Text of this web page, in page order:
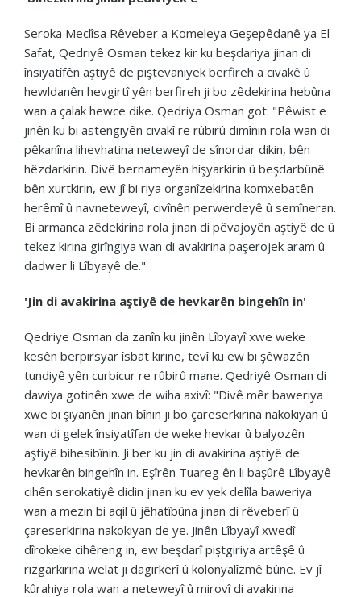
Seroka Meclîsa Rêveber a Komeleya Geşepêdanê ya El-
Safat, Qedriyê Osman tekez kir ku beşdariya jinan di
însiyatîfên aştiyê de piştevaniyek berfireh a civakê û
hewldanên hevgirtî yên berfireh ji bo zêdekirina hebûna
wan a çalak hewce dike. Qedriya Osman got: "Pêwist e
jinên ku bi astengiyên civakî re rûbirû dimînin rola wan di
pêkanîna lihevhatina neteweyî de sînordar dikin, bên
hêzdarkirin. Divê bernameyên hişyarkirin û beşdarbûnê
bên xurtkirin, ew jî bi riya organîzekirina komxebatên
herêmî û navneteweyî, civînên perwerdeyê û semîneran.
Bi armanca zêdekirina rola jinan di pêvajoyên aştiyê de û
tekez kirina girîngiya wan di avakirina paşerojek aram û
dadwer li Lîbyayê de."
'Jin di avakirina aştiyê de hevkarên bingehîn in'
Qedriye Osman da zanîn ku jinên Lîbyayî xwe weke
kesên berpirsyar îsbat kirine, tevî ku ew bi şêwazên
tundiyê yên curbicur re rûbirû mane. Qedriyê Osman di
dawiya gotinên xwe de wiha axivî: "Divê mêr baweriya
xwe bi şiyanên jinan bînin ji bo çareserkirina nakokiyan û
wan di gelek însiyatîfan de weke hevkar û balyozên
aştiyê bihesibînin. Ji ber ku jin di avakirina aştiyê de
hevkarên bingehîn in. Eşîrên Tuareg ên li başûrê Lîbyayê
cihên serokatiyê didin jinan ku ev yek delîla baweriya
wan a mezin bi aqil û jêhatîbûna jinan di rêveberî û
çareserkirina nakokiyan de ye. Jinên Lîbyayî xwedî
dîrokeke cihêreng in, ew beşdarî piştgiriya artêşê û
rizgarkirina welat ji dagirkerî û kolonyalîzmê bûne. Ev jî
kûrahiya rola wan a neteweyî û mirovî di avakirina